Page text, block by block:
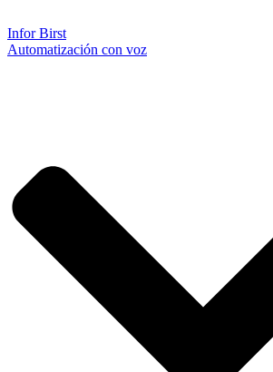
Infor Birst
Automatización con voz